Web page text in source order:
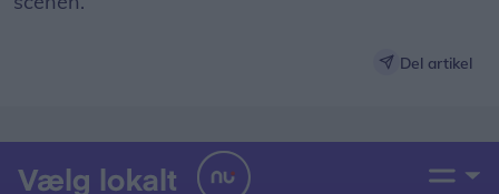
Del artikel